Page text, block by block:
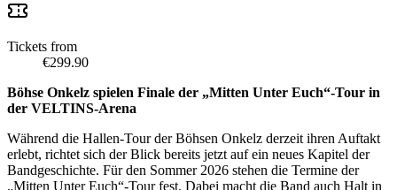
Tickets from
€299.90
Böhse Onkelz spielen Finale der „Mitten Unter Euch“-Tour in
der VELTINS-Arena
Während die Hallen-Tour der Böhsen Onkelz derzeit ihren Auftakt
erlebt, richtet sich der Blick bereits jetzt auf ein neues Kapitel der
Bandgeschichte. Für den Sommer 2026 stehen die Termine der
„Mitten Unter Euch“-Tour fest. Dabei macht die Band auch Halt in